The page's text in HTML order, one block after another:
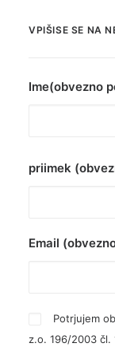
VPIŠISE SE NA
Ime(obvezno
priimek
Email
Potrjujem
z.o. 196/2003 čl.